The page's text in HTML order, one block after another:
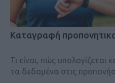
Kαταγραφή
Τι είναι, πώς υπολογίζεται
τα δεδομένα στις